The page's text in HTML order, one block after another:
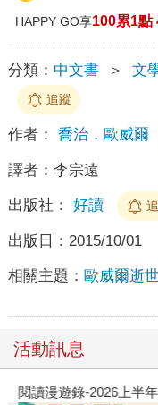
HAPPY GO享100累1點
分類： 中文書 ＞ 文
追蹤
作者： 喬治．歐威爾
譯者： 李宗遠
出版社： 好讀
出版日： 2015/10/01
相關主題： 歐威爾逝
活動訊息
閱讀漫遊錄-2026上半